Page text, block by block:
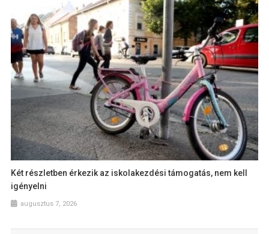
Két részletben érkezik az iskolakezdési támogatás, nem kell
igényelni
augusztus 7, 2026